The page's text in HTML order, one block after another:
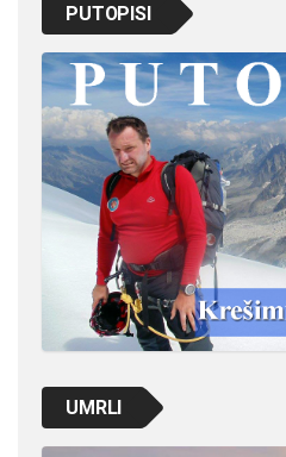
PUTOPISI
UMRLI